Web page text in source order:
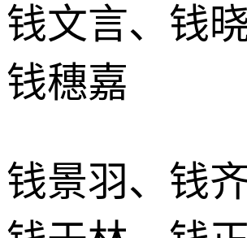
钱文言、钱晓
钱穗嘉
钱景羽、钱齐